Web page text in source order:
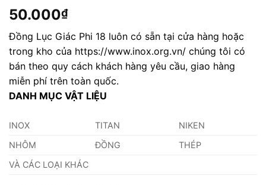
50.000₫
Đồng Lục Giác Phi 18 luôn có sẵn tại cửa hàng hoặc
trong kho của https://www.inox.org.vn/ chúng tôi có
bán theo quy cách khách hàng yêu cầu, giao hàng
miễn phí trên toàn quốc.
DANH MỤC VẬT LIỆU
INOX TITAN
NIKEN
NHÔM
ĐỒNG
THÉP
VÀ CÁC LOẠI KHÁC